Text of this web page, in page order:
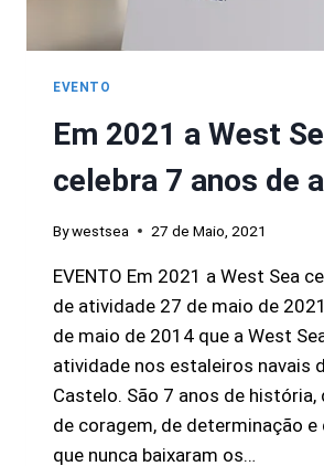
EVENTO
Em 2021 a West
celebra 7 anos de
Bywestsea 27 de Maio, 2021
EVENTO Em 2021 a West Sea
de atividade 27 de maio de
de maio de 2014 que a West
atividade nos estaleiros navais
Castelo. São 7 anos de história,
de coragem, de determinação e
que nunca baixaram os…